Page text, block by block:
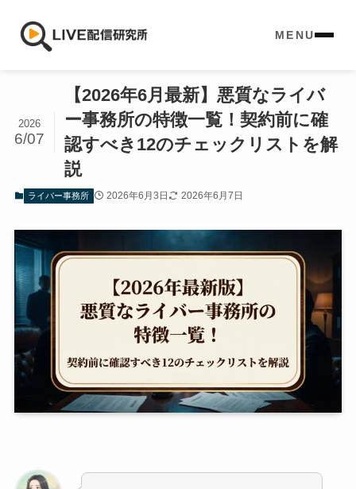
MENU
【2026年6月最新】悪質なライバ
ー事務所の特徴一覧！契約前に確
認すべき12のチェックリストを解
説
2026
6/07
ライバー事務所 2026年6月3日 2026年6月7日